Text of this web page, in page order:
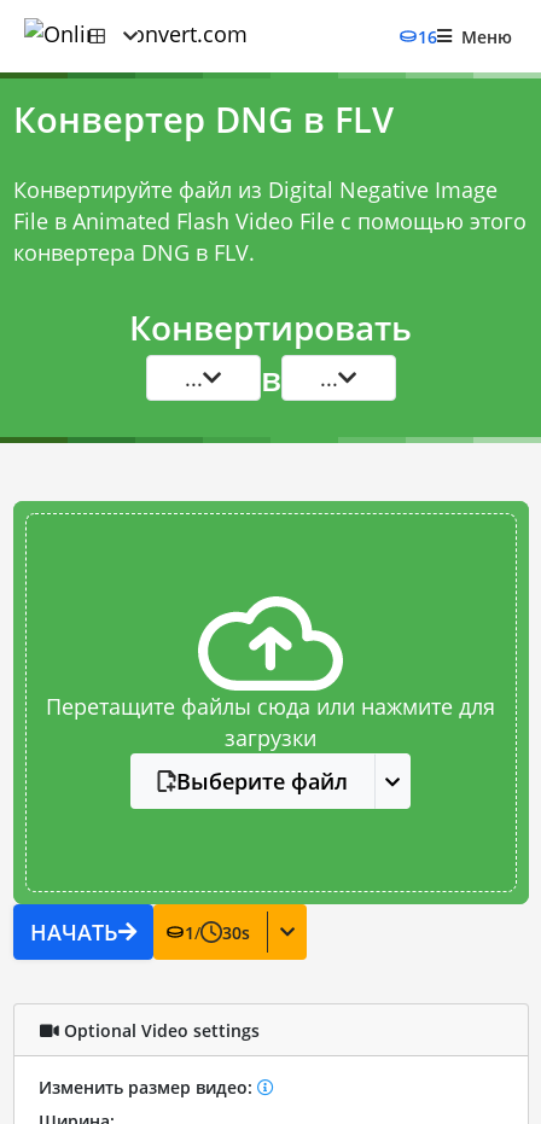
16 Меню
Конвертер DNG в FLV
Конвертируйте файл из Digital Negative Image
File в Animated Flash Video File с помощью этого
конвертера DNG в FLV.
Конвертировать
... в ...
Перетащите файлы сюда или нажмите для
загрузки
Выберите файл
НАЧАТЬ 1/ 30s
Optional Video settings
Изменить размер видео: